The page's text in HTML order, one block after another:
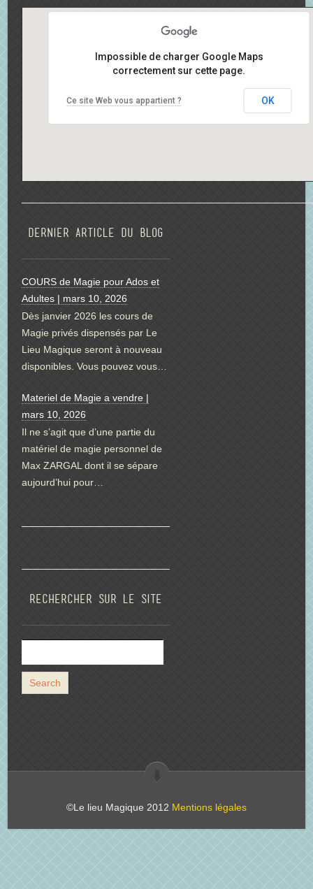
Impossible de charger Google Maps
correctement sur cette page.
Ce site Web vous appartient ? OK
Dernier article du blog
COURS de Magie pour Ados et
Adultes | mars 10, 2026
Dès janvier 2026 les cours de
Magie privés dispensés par Le
Lieu Magique seront à nouveau
disponibles. Vous pouvez vous…
Materiel de Magie a vendre |
mars 10, 2026
Il ne s’agit que d’une partie du
matériel de magie personnel de
Max ZARGAL dont il se sépare
aujourd’hui pour…
Rechercher sur le site
©Le lieu Magique 2012 Mentions légales